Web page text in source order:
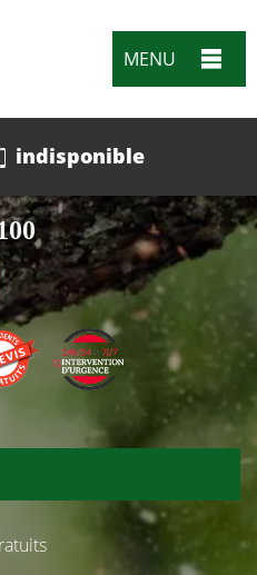
MENU
indisponible